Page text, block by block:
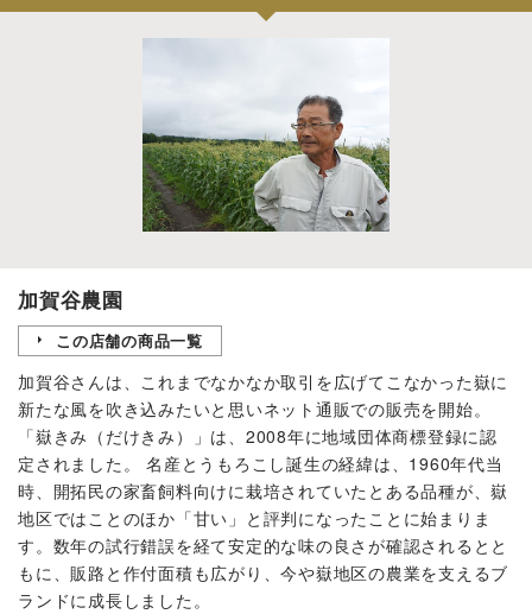
加賀谷農園
この店舗の商品一覧
加賀谷さんは、これまでなかなか取引を広げてこなかった嶽に
新たな風を吹き込みたいと思いネット通販での販売を開始。
「嶽きみ（だけきみ）」は、2008年に地域団体商標登録に認
定されました。 名産とうもろこし誕生の経緯は、1960年代当
時、開拓民の家畜飼料向けに栽培されていたとある品種が、嶽
地区ではことのほか「甘い」と評判になったことに始まりま
す。数年の試行錯誤を経て安定的な味の良さが確認されるとと
もに、販路と作付面積も広がり、今や嶽地区の農業を支えるブ
ランドに成長しました。